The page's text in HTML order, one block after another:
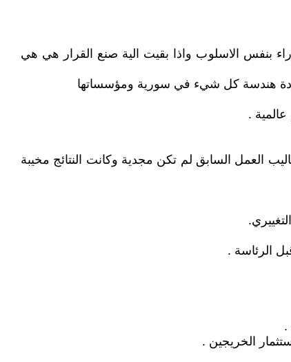
بنفس الاسلوب واذا بقيت الية صنع القرار هي هي
هندسة كل شيء في سورية ومؤسساتها
.
العمل السابق لم تكن مجدية وكانت النتائج مخيبة
الرئاسة .
.
الخريجين .